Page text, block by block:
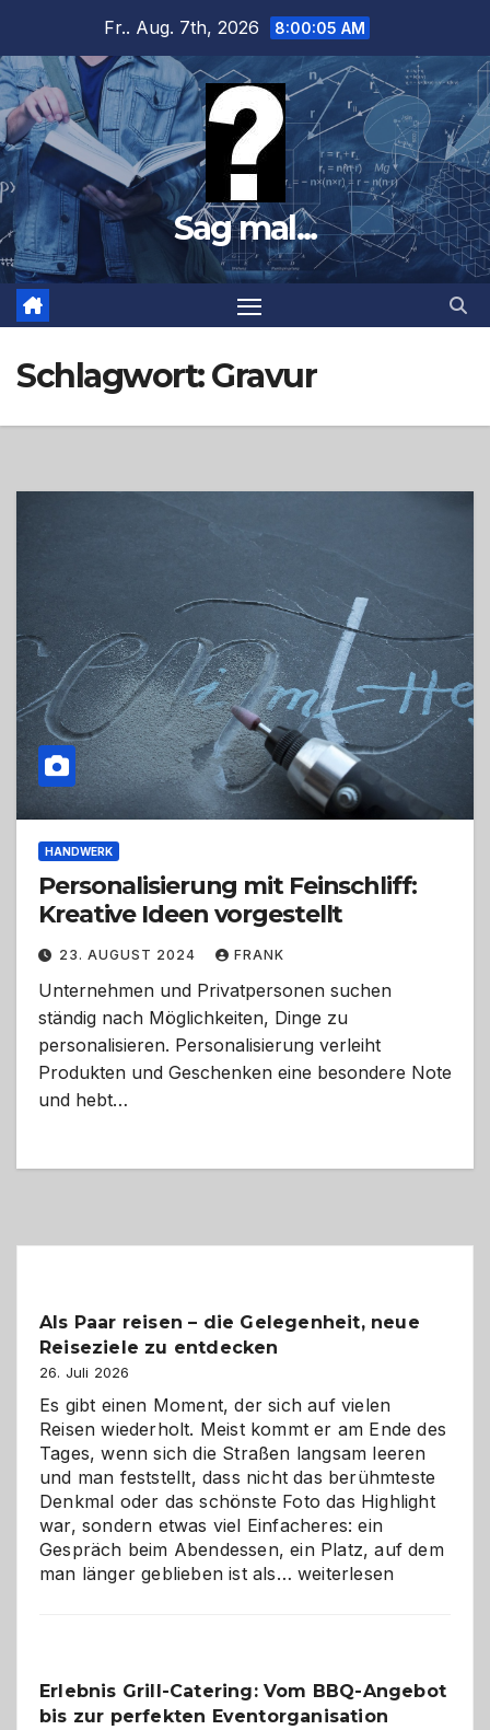
springen
Fr.. Aug. 7th, 2026 8:00:06 AM
Sag mal...
Schlagwort:Gravur
HANDWERK
Personalisierung mit Feinschliff:
Kreative Ideen vorgestellt
23. AUGUST 2024 FRANK
Unternehmen und Privatpersonen suchen
ständig nach Möglichkeiten, Dinge zu
personalisieren. Personalisierung verleiht
Produkten und Geschenken eine besondere Note
und hebt…
Als Paar reisen – die Gelegenheit, neue
Reiseziele zu entdecken
26. Juli 2026
Es gibt einen Moment, der sich auf vielen
Reisen wiederholt. Meist kommt er am Ende des
Tages, wenn sich die Straßen langsam leeren
und man feststellt, dass nicht das berühmteste
Denkmal oder das schönste Foto das Highlight
war, sondern etwas viel Einfacheres: ein
Gespräch beim Abendessen, ein Platz, auf dem
man länger geblieben ist als… Als
Gelegenheit,
neue
weiterlesen
Erlebnis Grill-Catering: Vom BBQ-Angebot
bis zur perfekten Eventorganisation